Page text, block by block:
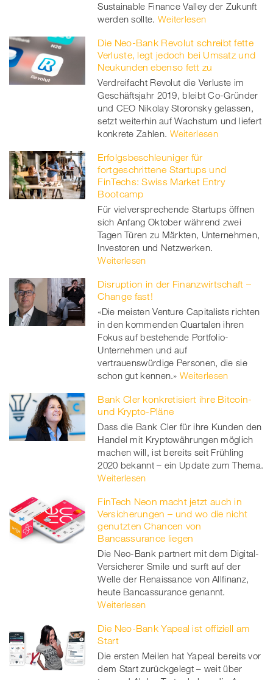
Sustainable Finance Valley der Zukunft
werden sollte. Weiterlesen
Die Neo-Bank Revolut schreibt fette
Verluste, legt jedoch bei Umsatz und
Neukunden ebenso fett zu
Verdreifacht Revolut die Verluste im
Geschäftsjahr 2019, bleibt Co-Gründer
und CEO Nikolay Storonsky gelassen,
setzt weiterhin auf Wachstum und liefert
konkrete Zahlen. Weiterlesen
Erfolgsbeschleuniger für
fortgeschrittene Startups und
FinTechs: Swiss Market Entry
Bootcamp
Für vielversprechende Startups öffnen
sich Anfang Oktober während zwei
Tagen Türen zu Märkten, Unternehmen,
Investoren und Netzwerken.
Weiterlesen
Disruption in der Finanzwirtschaft –
Change fast!
«Die meisten Venture Capitalists richten
in den kommenden Quartalen ihren
Fokus auf bestehende Portfolio-
Unternehmen und auf
vertrauenswürdige Personen, die sie
schon gut kennen.» Weiterlesen
Bank Cler konkretisiert ihre Bitcoin-
und Krypto-Pläne
Dass die Bank Cler für ihre Kunden den
Handel mit Kryptowährungen möglich
machen will, ist bereits seit Frühling
2020 bekannt – ein Update zum Thema.
Weiterlesen
FinTech Neon macht jetzt auch in
Versicherungen – und wo die nicht
genutzten Chancen von
Bancassurance liegen
Die Neo-Bank partnert mit dem Digital-
Versicherer Smile und surft auf der
Welle der Renaissance von Allfinanz,
heute Bancassurance genannt.
Weiterlesen
Die Neo-Bank Yapeal ist offiziell am
Start
Die ersten Meilen hat Yapeal bereits vor
dem Start zurückgelegt – weit über